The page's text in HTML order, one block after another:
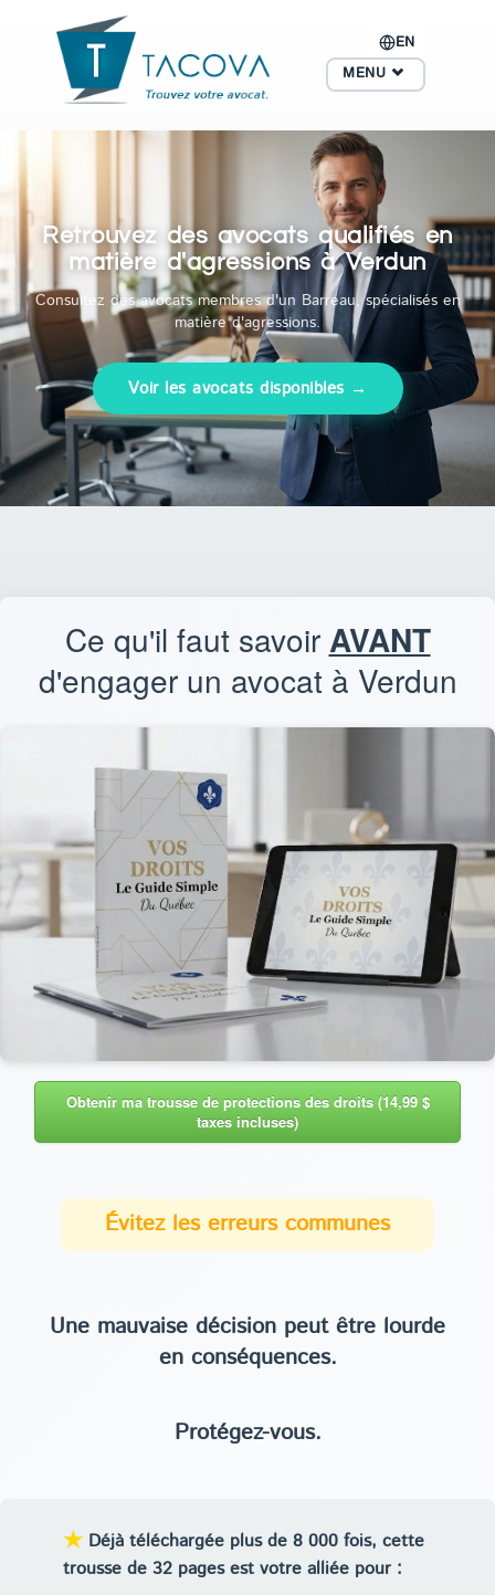
EN
MENU
Retrouvez des avocats qualifiés en
matière d'agressions à Verdun
Consultez des avocats membres d'un Barreau, spécialisés en
matière d'agressions.
Voir les avocats disponibles →
Ce qu'il faut savoir AVANT
d'engager un avocat à Verdun
Obtenir ma trousse de protections des droits (14,99 $
taxes incluses)
Évitez les erreurs communes
Une mauvaise décision peut être lourde
en conséquences.
Protégez-vous.
★ Déjà téléchargée plus de 8 000 fois, cette
trousse de 32 pages est votre alliée pour :